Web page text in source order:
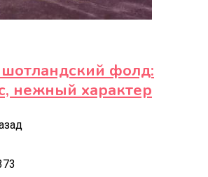
фолд:
нежный характер